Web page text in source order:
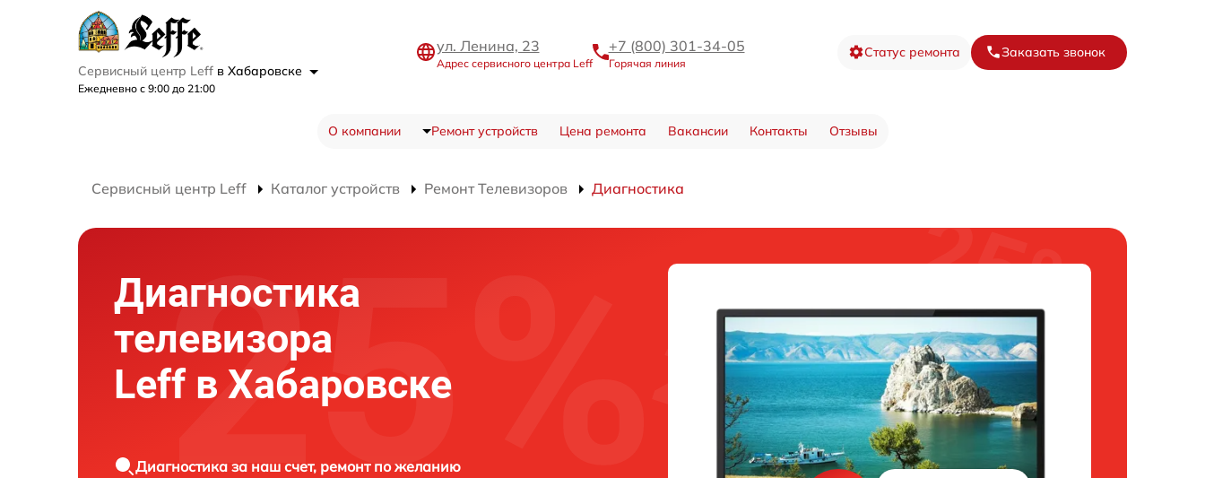
Сервисный центр Leff в Хабаровске
Ежедневно с 9:00 до 21:00
ул. Ленина, 23
Адрес сервисного центра Leff
+7 (800) 301-34-05
Горячая линия
Статус ремонта Заказать звонок
О компании Ремонт устройств Цена ремонта Вакансии Контакты Отзывы
Сервисный центр Leff Каталог устройств Ремонт Телевизоров Диагностика
Диагностика
телевизора
Leff в Хабаровске
Диагностика за наш счет, ремонт по желанию